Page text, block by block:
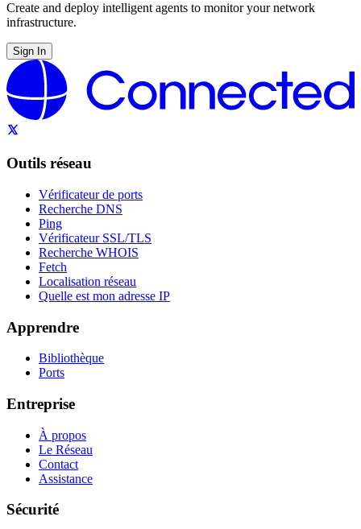
Create and deploy intelligent agents to monitor your network
infrastructure.
Sign In
Outils réseau
Vérificateur de ports
Recherche DNS
Ping
Vérificateur SSL/TLS
Recherche WHOIS
Fetch
Localisation réseau
Quelle est mon adresse IP
Apprendre
Bibliothèque
Ports
Entreprise
À propos
Le Réseau
Contact
Assistance
Sécurité